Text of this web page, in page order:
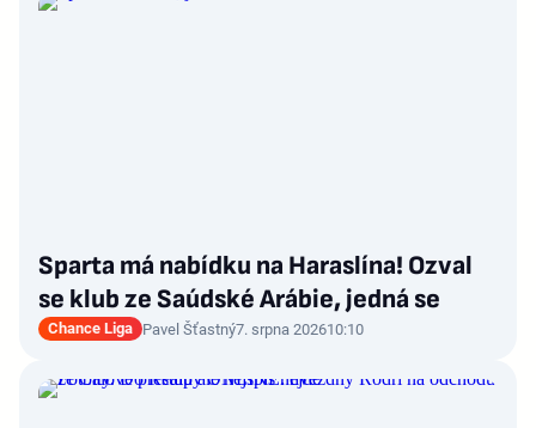
Sparta má nabídku na Haraslína! Ozval
se klub ze Saúdské Arábie, jedná se
Chance Liga Pavel Šťastný7. srpna 202610:10